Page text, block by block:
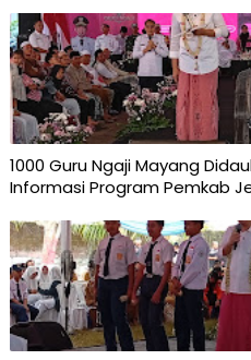
1000 Guru Ngaji Mayang
Informasi Program Pemkab